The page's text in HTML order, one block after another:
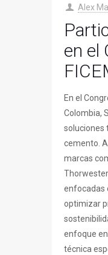
Alex
en el
En el
Colombia,
soluciones
cemento.
marcas
enfocadas
optimizar
enfoque
técnica